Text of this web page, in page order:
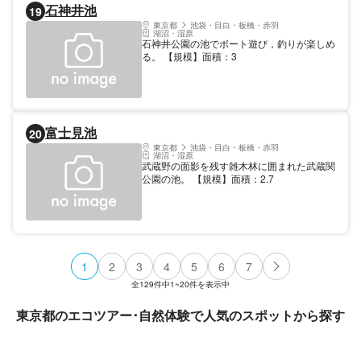
19 石神井池
東京都 池袋・目白・板橋・赤羽
湖沼・湿原
石神井公園の池でボート遊び，釣りが楽しめ
る。 【規模】面積：3
20 富士見池
東京都 池袋・目白・板橋・赤羽
湖沼・湿原
武蔵野の面影を残す雑木林に囲まれた武蔵関
公園の池。 【規模】面積：2.7
1 2 3 4 5 6 7
全129件中1~20件を表示中
東京都のエコツアー･自然体験で人気のスポットから探す